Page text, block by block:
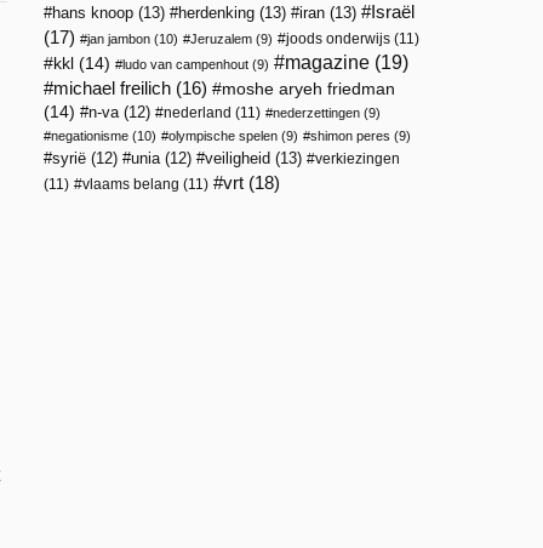
hans knoop (13) herdenking (13) iran (13)
Israël
(17)
jan jambon (10) Jeruzalem (9) joods onderwijs (11)
kkl (14) ludo van campenhout (9) magazine (19)
michael freilich (16)
moshe aryeh friedman
(14)
n-va(12) nederland (11) nederzettingen (9)
negationisme (10) olympische spelen (9) shimon peres (9)
syrië (12) unia(12) veiligheid (13)
verkiezingen
(11)
vlaams belang (11) vrt (18)